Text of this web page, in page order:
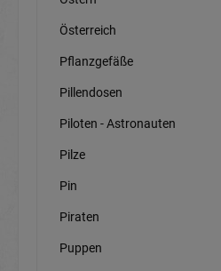
Österreich
Pflanzgefäße
Pillendosen
Piloten - Astronauten
Pilze
Pin
Piraten
Puppen